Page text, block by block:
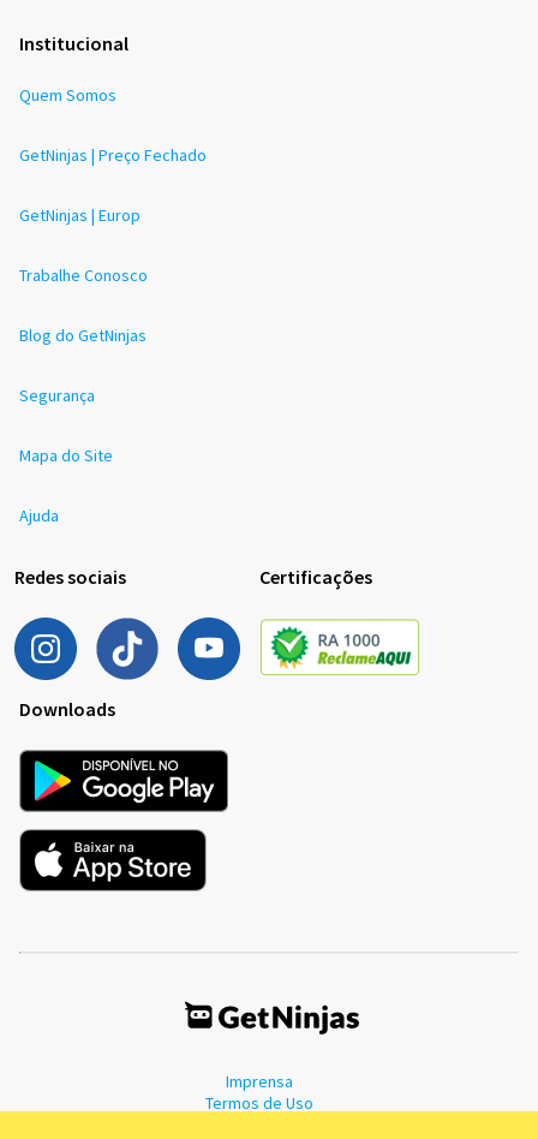
Institucional
Quem Somos
GetNinjas | Preço Fechado
GetNinjas | Europ
Trabalhe Conosco
Blog do GetNinjas
Segurança
Mapa do Site
Ajuda
Redes sociais Certificações
Downloads
Imprensa
Termos de Uso